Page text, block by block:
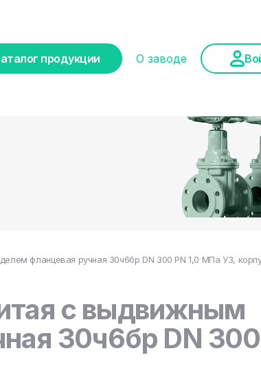
продукции О заводе
фланцевая ручная 30ч6бр DN 300 PN 1,0 МПа У3,
с выдвижным
30ч6бр DN 300